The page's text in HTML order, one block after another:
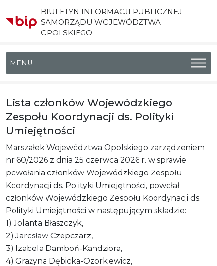
BIULETYN INFORMACJI PUBLICZNEJ
SAMORZĄDU WOJEWÓDZTWA
OPOLSKIEGO
Menu główne
Lista członków Wojewódzkiego
Zespołu Koordynacji ds. Polityki
Umiejętności
Marszałek Województwa Opolskiego zarządzeniem
nr 60/2026 z dnia 25 czerwca 2026 r. w sprawie
powołania członków Wojewódzkiego Zespołu
Koordynacji ds. Polityki Umiejętności, powołał
członków Wojewódzkiego Zespołu Koordynacji ds.
Polityki Umiejętności w następującym składzie:
1) Jolanta Błaszczyk,
2) Jarosław Czepczarz,
3) Izabela Damboń-Kandziora,
4) Grażyna Dębicka-Ozorkiewicz,